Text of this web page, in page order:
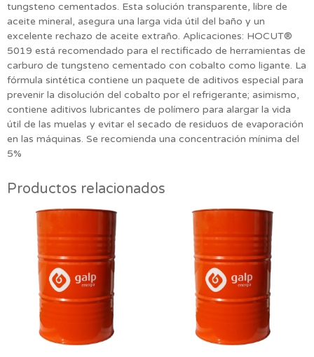
tungsteno cementados. Esta solución transparente, libre de
aceite mineral, asegura una larga vida útil del baño y un
excelente rechazo de aceite extraño. Aplicaciones: HOCUT®
5019 está recomendado para el rectificado de herramientas de
carburo de tungsteno cementado con cobalto como ligante. La
fórmula sintética contiene un paquete de aditivos especial para
prevenir la disolución del cobalto por el refrigerante; asimismo,
contiene aditivos lubricantes de polímero para alargar la vida
útil de las muelas y evitar el secado de residuos de evaporación
en las máquinas. Se recomienda una concentración mínima del
5%
Productos relacionados